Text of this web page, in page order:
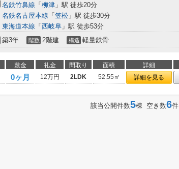
名鉄竹鼻線 「 柳津 」駅 徒歩20分
名鉄名古屋本線 「 笠松 」駅 徒歩30分
東海道本線 「 西岐阜 」駅 徒歩53分
築3年 階数 2階建 構造 軽量鉄骨
敷金 礼金 間取り 面積 詳細
0ヶ月 12万円 2LDK 52.55㎡ 詳細を見る
該当公開件数5棟 空き数6件